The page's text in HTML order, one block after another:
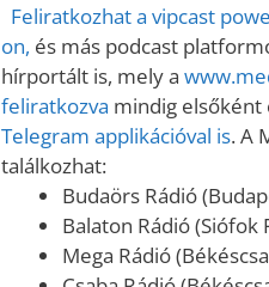
Feliratkozhat a vipcast
on, és más podcast
hírportált is, mely a
feliratkozva mindig elsőként
Telegram applikációval is. A
találkozhat:
Budaörs Rádió
Balaton Rádió (Siófok
Mega Rádió